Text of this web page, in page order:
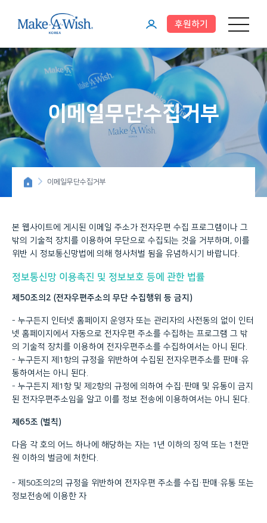
메뉴 열기
이
페
이
지
후원하기
이메일무단수집거부
이메일무단수집거부
본 웹사이트에 게시된 이메일 주소가 전자우편 수집 프로그램이나 그
밖의 기술적 장치를 이용하여 무단으로 수집되는 것을 거부하며, 이를
위반 시 정보통신망법에 의해 형사처벌 됨을 유념하시기 바랍니다.
정보통신망 이용촉진 및 정보보호 등에 관한 법률
제50조의2 (전자우편주소의 무단 수집행위 등 금지)
- 누구든지 인터넷 홈페이지 운영자 또는 관리자의 사전동의 없이 인터
넷 홈페이지에서 자동으로 전자우편 주소를 수집하는 프로그램 그 밖
의 기술적 장치를 이용하여 전자우편주소를 수집하여서는 아니 된다.
- 누구든지 제1항의 규정을 위반하여 수집된 전자우편주소를 판매·유
통하여서는 아니 된다.
- 누구든지 제1항 및 제2항의 규정에 의하여 수집·판매 및 유통이 금지
된 전자우편주소임을 알고 이를 정보 전송에 이용하여서는 아니 된다.
제65조 (벌칙)
다음 각 호의 어느 하나에 해당하는 자는 1년 이하의 징역 또는 1천만
원 이하의 벌금에 처한다.
- 제50조의2의 규정을 위반하여 전자우편 주소를 수집·판매·유통 또는
정보전송에 이용한 자